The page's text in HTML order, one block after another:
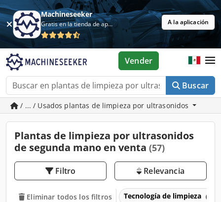
Machineseeker
Gratis en la tienda de aplicaciones A la aplicación
Buscar
Vender
/ ... / Usados plantas de limpieza por ultrasonidos
Plantas de limpieza por ultrasonidos
de segunda mano en venta (57)
Filtro Relevancia
Eliminar todos los filtros Tecnología de limpieza